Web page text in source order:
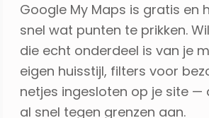
Google My Maps is gratis en
snel wat punten te prikken.
die echt onderdeel is van je
eigen huisstijl, filters voor
netjes ingesloten op je site —
al snel tegen grenzen aan.